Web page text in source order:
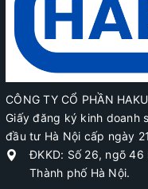
CÔNG TY CỔ PHẦN
Giấy đăng ký kinh doanh
đầu tư Hà Nội cấp ngày
ĐKKD: Số 26, ngõ 46
Thành phố Hà Nội.